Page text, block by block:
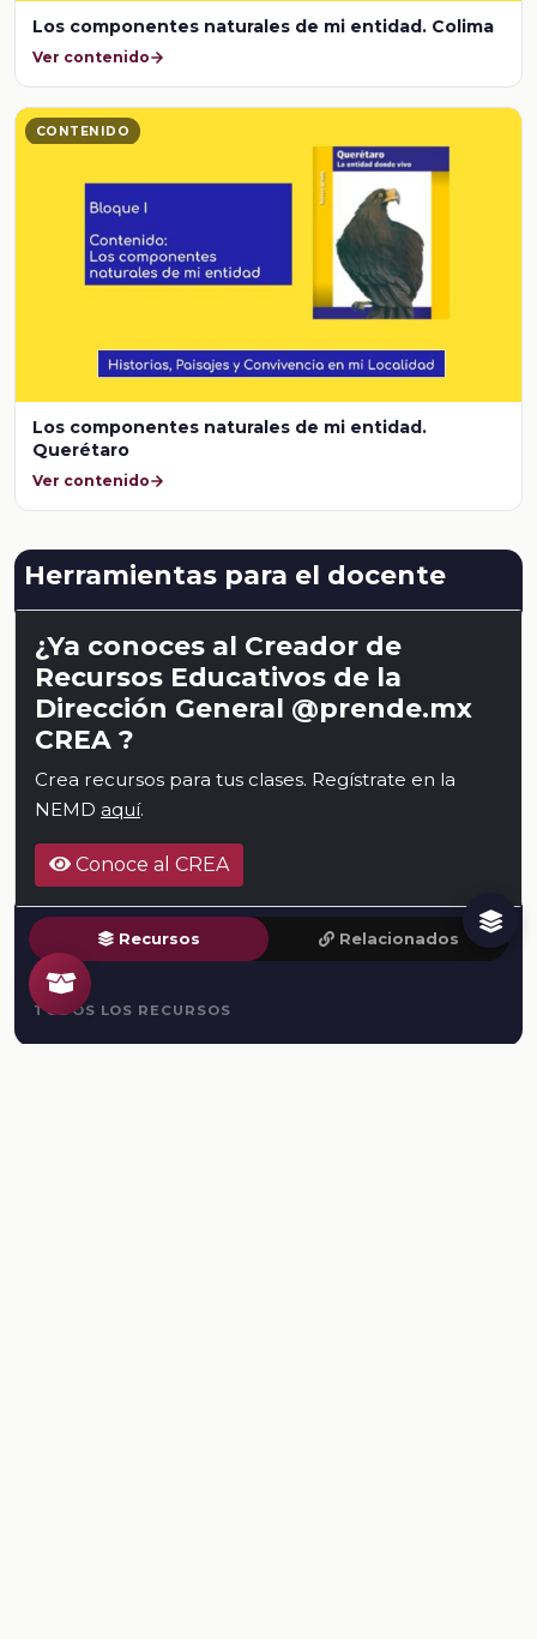
Los componentes naturales de mi entidad. Colima
Ver contenido
CONTENIDO
Los componentes naturales de mi entidad.
Querétaro
Ver contenido
Herramientas para el docente
¿Ya conoces al Creador de
Recursos Educativos de la
Dirección General @prende.mx
CREA ?
Crea recursos para tus clases. Regístrate en la
NEMD aquí.
Conoce al CREA
Recursos Relacionados
TODOS LOS RECURSOS